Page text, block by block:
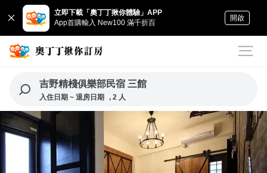
立即下載「奧丁丁揪你體驗」APP
App首購輸入 New100 滿千折百
開啟
吉野精棧俱樂部民宿 三館
入住日期 ~ 退房日期 , 2 人